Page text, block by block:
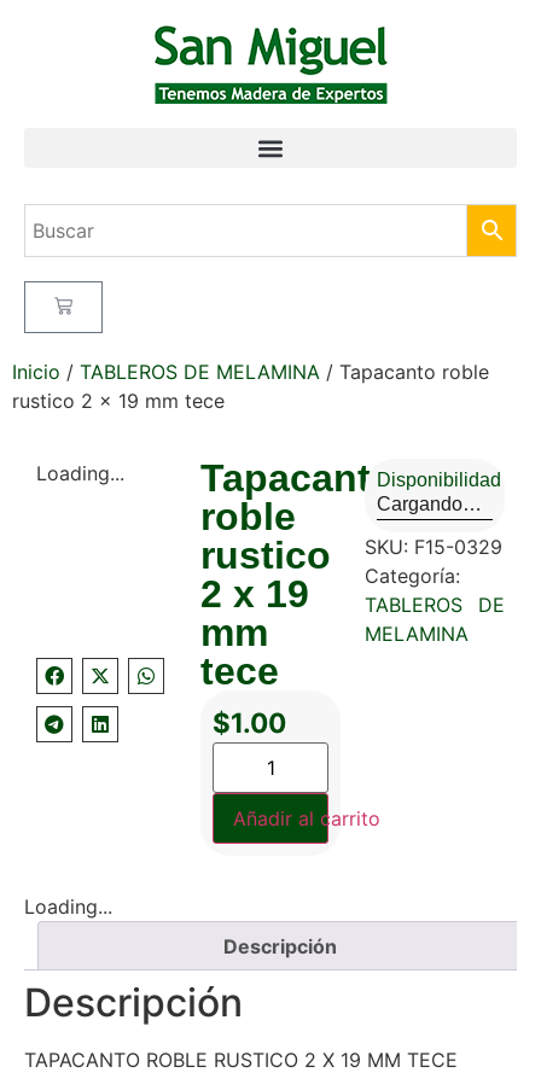
Inicio / TABLEROS DE MELAMINA / Tapacanto roble
rustico 2 x 19 mm tece
Loading...
Tapacanto
roble
rustico
2 x 19
mm
tece
$1.00
Añadir al carrito
Disponibilidad
Cargando…
SKU: F15-0329
Categoría:
TABLEROS DE
MELAMINA
Loading...
Descripción
Descripción
TAPACANTO ROBLE RUSTICO 2 X 19 MM TECE